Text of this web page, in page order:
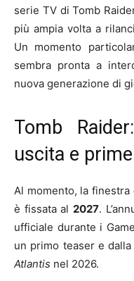
serie TV di Tomb
più ampia volta a
Un momento
sembra pronta a
nuova generazione di
Tomb
uscita e
Al momento, la finestra
è fissata al 2027.
ufficiale durante i
un primo teaser e dalla
Atlantis nel 2026.